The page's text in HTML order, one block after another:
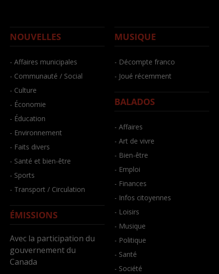
NOUVELLES
- Affaires municipales
- Communauté / Social
- Culture
- Économie
- Éducation
- Environnement
- Faits divers
- Santé et bien-être
- Sports
- Transport / Circulation
ÉMISSIONS
Avec la participation du
gouvernement du
Canada
MUSIQUE
- Décompte franco
- Joué récemment
BALADOS
- Affaires
- Art de vivre
- Bien-être
- Emploi
- Finances
- Infos citoyennes
- Loisirs
- Musique
- Politique
- Santé
- Société